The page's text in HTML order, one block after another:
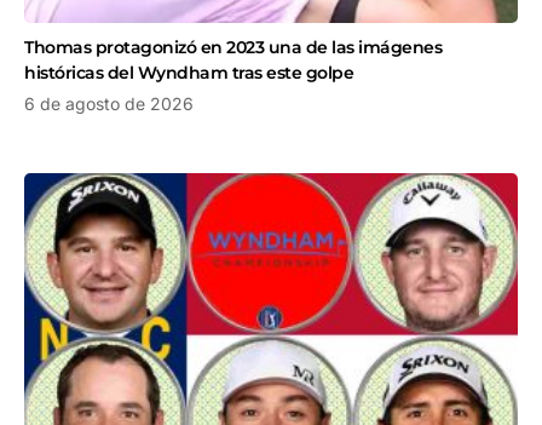
Thomas protagonizó en 2023 una de las imágenes
históricas del Wyndham tras este golpe
6 de agosto de 2026